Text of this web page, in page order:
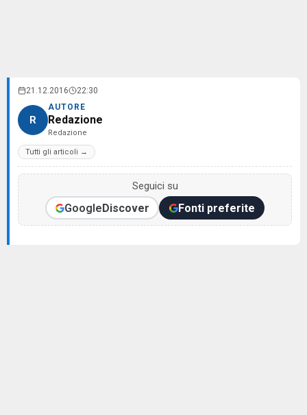
21.12.2016 22:30
R
AUTORE
Redazione
Redazione
Tutti gli articoli →
Seguici su
GoogleDiscover Fonti preferite